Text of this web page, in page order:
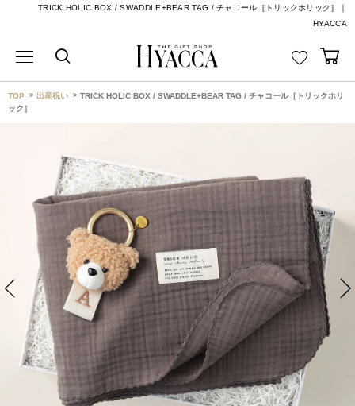
TRICK HOLIC BOX / SWADDLE+BEAR TAG / チャコール［トリックホリック］｜
HYACCA
TOP 出産祝い
TRICK HOLIC BOX / SWADDLE+BEAR TAG / チャコール［トリックホリ
ック］